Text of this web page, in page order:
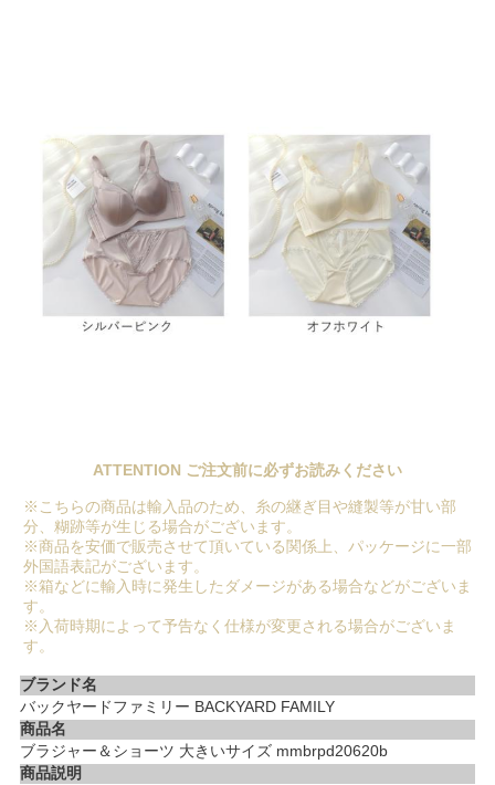
ATTENTION ご注文前に必ずお読みください
※こちらの商品は輸入品のため、糸の継ぎ目や縫製等が甘い部
分、糊跡等が生じる場合がございます。
※商品を安価で販売させて頂いている関係上、パッケージに一部
外国語表記がございます。
※箱などに輸入時に発生したダメージがある場合などがございま
す。
※入荷時期によって予告なく仕様が変更される場合がございま
す。
ブランド名
バックヤードファミリー BACKYARD FAMILY
商品名
ブラジャー＆ショーツ 大きいサイズ mmbrpd20620b
商品説明